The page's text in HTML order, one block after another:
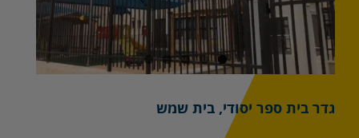
גדר בית ספר יסודי, בית שמש